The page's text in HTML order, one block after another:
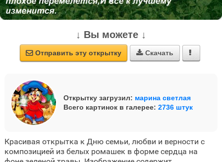
↓ Вы можете ↓
 Отправить эту открытку  Скачать 
Открытку загрузил: марина светлая
Всего картинок в галерее: 2736 штук
Красивая открытка к Дню семьи, любви и верности с
композицией из белых ромашек в форме сердца на